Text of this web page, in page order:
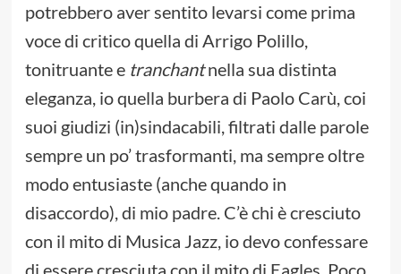
potrebbero aver sentito levarsi come prima
voce di critico quella di Arrigo Polillo,
tonitruante e tranchantnella sua distinta
eleganza, io quella burbera di Paolo Carù, coi
suoi giudizi (in)sindacabili, filtrati dalle parole
sempre un po’ trasformanti, ma sempre oltre
modo entusiaste (anche quando in
disaccordo), di mio padre. C’è chi è cresciuto
con il mito di Musica Jazz, io devo confessare